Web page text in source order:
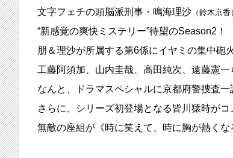
文字フェチの頭脳派刑事・鳴海理沙 （鈴木京香
“新感覚の爽快ミステリー”待望のSeason2！
朋＆理沙が所属する第6係にイヤミの集中砲
工藤阿須加、山内圭哉、高田純次、遠藤憲
なんと、ドラマスペシャルに京都府警捜査
さらに、シリーズ初登場となる皆川猿時が
無敵の座組が《時に笑えて、時に胸が熱く